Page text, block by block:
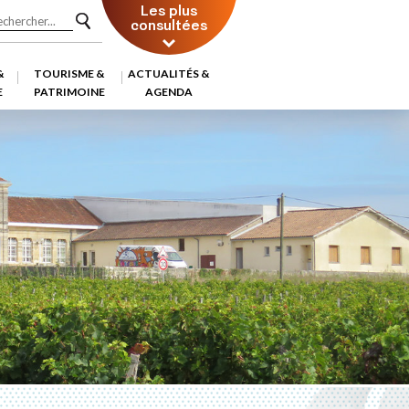
Les plus
consultées
TOURISME &
PATRIMOINE
ACTUALITÉS &
AGENDA